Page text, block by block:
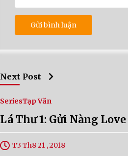
Next Post
SeriesTạp Văn
Lá Thư 1: Gửi Nàng
T3 Th8 21 , 2018